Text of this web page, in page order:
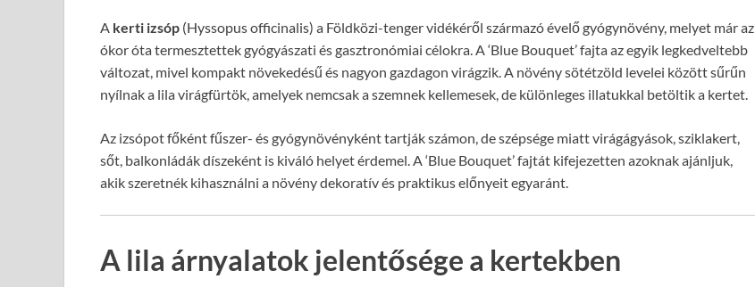
A kerti izsóp (Hyssopus officinalis) a Földközi-tenger vidékéről származó évelő gyógynövény, melyet már az
ókor óta termesztettek gyógyászati és gasztronómiai célokra. A ‘Blue Bouquet’ fajta az egyik legkedveltebb
változat, mivel kompakt növekedésű és nagyon gazdagon virágzik. A növény sötétzöld levelei között sűrűn
nyílnak a lila virágfürtök, amelyek nemcsak a szemnek kellemesek, de különleges illatukkal betöltik a kertet.
Az izsópot főként fűszer- és gyógynövényként tartják számon, de szépsége miatt virágágyások, sziklakert,
sőt, balkonládák díszeként is kiváló helyet érdemel. A ‘Blue Bouquet’ fajtát kifejezetten azoknak ajánljuk,
akik szeretnék kihasználni a növény dekoratív és praktikus előnyeit egyaránt.
A lila árnyalatok jelentősége a kertekben